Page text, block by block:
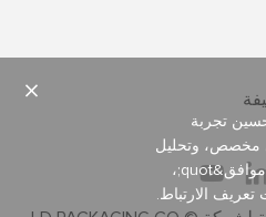
×
تجربة
مخصص، وتحليل
زيارات موقعنا. بالنقر على &quot;موافق&quot;،
تعريف الارتباط.